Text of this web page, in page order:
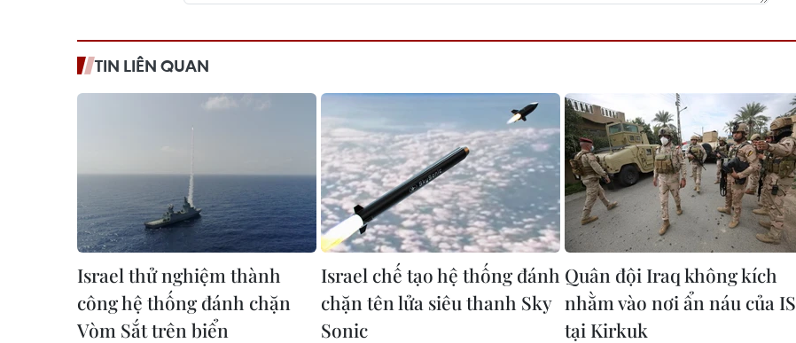
TIN LIÊN QUAN
Israel thử nghiệm thành
công hệ thống đánh chặn
Vòm Sắt trên biển
Israel chế tạo hệ thống đánh
chặn tên lửa siêu thanh Sky
Sonic
Quân đội Iraq không kích
nhằm vào nơi ẩn náu của IS
tại Kirkuk